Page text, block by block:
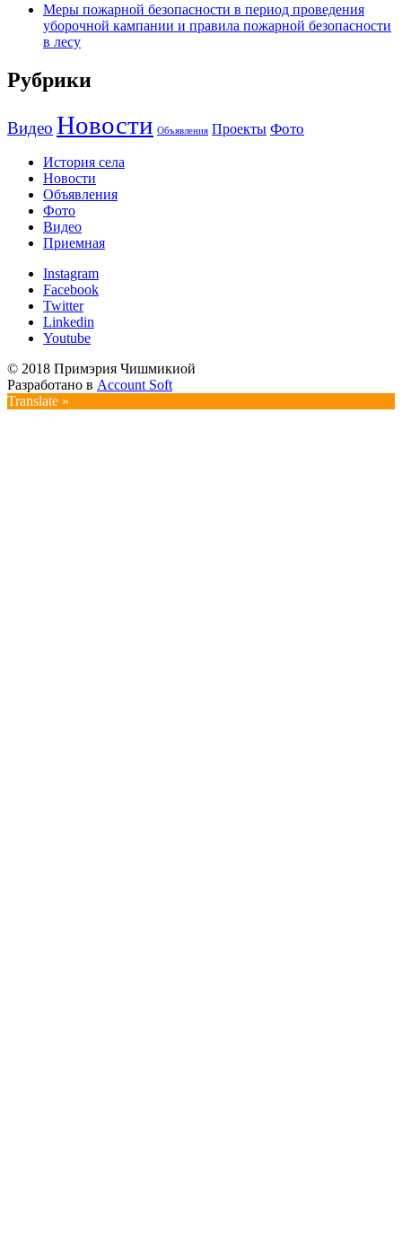
Меры пожарной безопасности в период проведения
уборочной кампании и правила пожарной безопасности
в лесу
Рубрики
Видео Новости Объявления Проекты Фото
История села
Новости
Объявления
Фото
Видео
Приемная
Instagram
Facebook
Twitter
Linkedin
Youtube
© 2018 Примэрия Чишмикиой
Разработано в Account Soft
Translate »